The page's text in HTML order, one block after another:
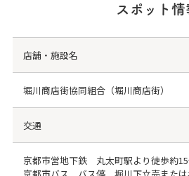
スポット情
店舗・施設名
堀川商店街協同組合（堀川商店街）
交通
京都市営地下鉄 丸太町駅より徒歩約